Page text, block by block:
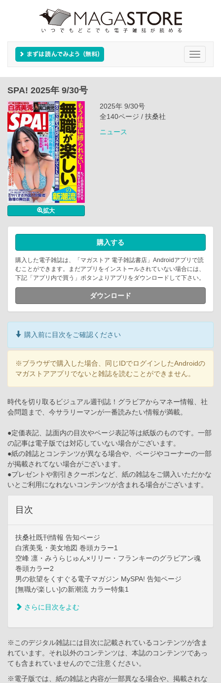
Toggle
SPA! 2025年 9/30号
拡大
2025年 9/30号
全140ページ / 扶桑社
ニュース
購入する
購入した電子雑誌は、「マガストア 電子雑誌書店」Androidアプリで読
むことができます。まだアプリをインストールされていない場合には、
下記「アプリ内で買う」ボタンよりアプリをダウンロードして下さい。
ダウンロード
購入前に目次をご確認ください
※ブラウザで購入した場合、同じIDでログインしたAndroidの
マガストアアプリでないと雑誌を読むことができません。
時代を切り取るビジュアル週刊誌！グラビアからマネー情報、社
会問題まで、今サラリーマンが一番読みたい情報が満載。
●定価表記、誌面内の目次やページ表記等は紙版のものです。一部
の記事は電子版では対応していない場合がございます。
●紙の雑誌とコンテンツが異なる場合や、ページやコーナーの一部
が掲載されてない場合がございます。
●プレゼントや割引きクーポンなど、紙の雑誌をご購入いただかな
いとご利用になれないコンテンツが含まれる場合がございます。
目次
扶桑社既刊情報 告知ページ
白濱美兎・美女地図 巻頭カラー1
空峰 凛・みうらじゅん×リリー・フランキーのグラビアン魂
巻頭カラー2
男の欲望をくすぐる電子マガジン MySPA! 告知ページ
[無職が楽しい]の新潮流 カラー特集1
さらに目次をよむ
※このデジタル雑誌には目次に記載されているコンテンツが含ま
れています。それ以外のコンテンツは、本誌のコンテンツであっ
ても含まれていませんのでご注意ください。
※電子版では、紙の雑誌と内容が一部異なる場合や、掲載されな